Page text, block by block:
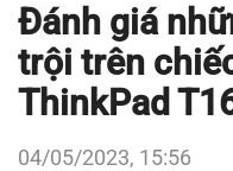
Đánh giá
trội trên
ThinkPad
04/05/2023, 15:56